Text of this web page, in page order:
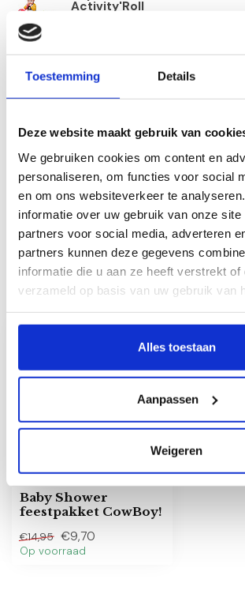
Toestemming Details
Deze website maakt gebruik van
We gebruiken cookies om content en
personaliseren, om functies voor social
en om ons websiteverkeer te
informatie over uw gebruik van onze site
partners voor social media, adverteren
partners kunnen deze gegevens
informatie die u aan ze heeft verstrekt of
verzameld op basis van uw gebruik van
Alles toestaan
Aanpassen
Weigeren
Activity'Roll
Kraamcadeau pakket "PUUR"
Personaliseer je cadeau
persoonlijk bericht
Maak je cadeau nog
je persoonlijk berichtje in, wij
dat deze bij het pakket
Recent bekeken
Baby Shower
feestpakket CowBoy!
€14,95 €9,70
Op voorraad